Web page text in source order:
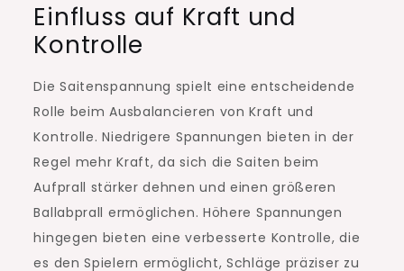
Einfluss auf Kraft und
Kontrolle
Die Saitenspannung spielt eine entscheidende
Rolle beim Ausbalancieren von Kraft und
Kontrolle. Niedrigere Spannungen bieten in der
Regel mehr Kraft, da sich die Saiten beim
Aufprall stärker dehnen und einen größeren
Ballabprall ermöglichen. Höhere Spannungen
hingegen bieten eine verbesserte Kontrolle, die
es den Spielern ermöglicht, Schläge präziser zu